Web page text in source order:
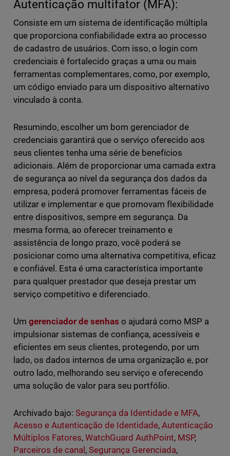
Autenticação multifator (MFA):
Consiste em um sistema de identificação múltipla
que proporciona confiabilidade extra ao processo
de cadastro de usuários. Com isso, o login com
credenciais é fortalecido graças a uma ou mais
ferramentas complementares, como, por exemplo,
um código enviado para um dispositivo alternativo
vinculado à conta.
Resumindo, escolher um bom gerenciador de
credenciais garantirá que o serviço oferecido aos
seus clientes tenha uma série de benefícios
adicionais. Além de proporcionar uma camada extra
de segurança ao nível da segurança dos dados da
empresa, poderá promover ferramentas fáceis de
utilizar e implementar e que promovam flexibilidade
entre dispositivos, sempre em segurança. Da
mesma forma, ao oferecer treinamento e
assistência de longo prazo, você poderá se
posicionar como uma alternativa competitiva, eficaz
e confiável. Esta é uma característica importante
para qualquer prestador que deseja prestar um
serviço competitivo e diferenciado.
Um gerenciador de senhas o ajudará como MSP a
impulsionar sistemas de confiança, acessíveis e
eficientes em seus clientes, protegendo, por um
lado, os dados internos de uma organização e, por
outro lado, melhorando seu serviço e oferecendo
uma solução de valor para seu portfólio.
Archivado bajo: Segurança da Identidade e MFA,
Acesso e Autenticação de Identidade,Autenticação
Múltiplos Fatores, WatchGuard AuthPoint, MSP,
Parceiros de canal , Segurança Gerenciada,